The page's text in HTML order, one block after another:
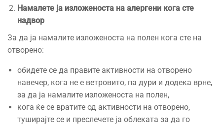
Намалете ја изложеноста на алергени кога сте
надвор
За да ја намалите изложеноста на полен кога сте на
отворено:
обидете се да правите активности на отворено
навечер, кога не е ветровито, па дури и додека врне,
за да ја намалите изложеноста на полен,
кога ќе се вратите од активности на отворено,
туширајте се и преслечете ја облеката за да го